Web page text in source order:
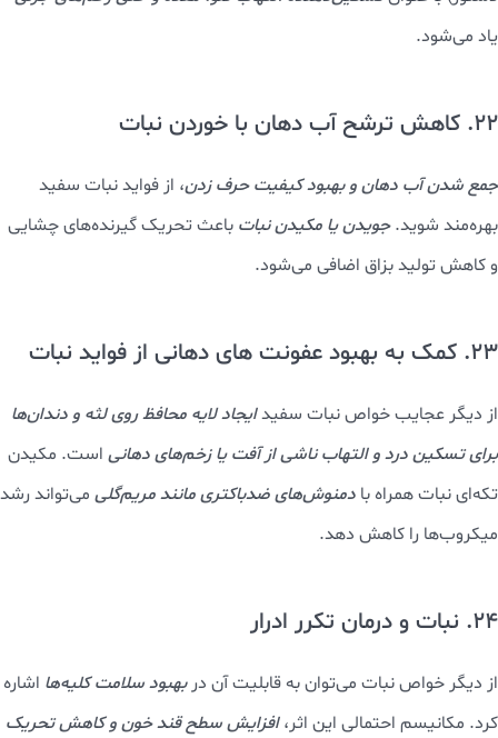
یاد می‌شود.
22. کاهش ترشح آب دهان با خوردن نبات
جمع شدن آب دهان و بهبود کیفیت حرف زدن، از فواید نبات سفید
بهره‌مند شوید.جویدن یا مکیدن نبات باعث تحریک گیرنده‌های چشایی
و کاهش تولید بزاق اضافی می‌شود.
23. کمک به بهبود عفونت های دهانی از فواید نبات
از دیگر عجایب خواص نبات سفیدایجاد لایه محافظ روی لثه و دندان‌ها
برای تسکین درد و التهابناشی از آفت یا زخم‌های دهانی است. مکیدن
تکه‌ای نبات همراه با دمنوش‌های ضدباکتری مانند مریم‌گلی می‌تواند رشد
میکروب‌ها را کاهش دهد.
24. نبات و درمان تکرر ادرار
از دیگر خواص نبات می‌توان به قابلیت آن دربهبود سلامت کلیه‌ها اشاره
کرد. مکانیسم احتمالی این اثر،افزایش سطح قند خون و کاهش تحریک